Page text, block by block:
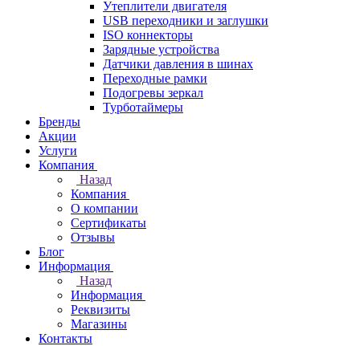
Утеплители двигателя
USB переходники и заглушки
ISO коннекторы
Зарядные устройства
Датчики давления в шинах
Переходные рамки
Подогревы зеркал
Турботаймеры
Бренды
Акции
Услуги
Компания
Назад
Компания
О компании
Сертификаты
Отзывы
Блог
Информация
Назад
Информация
Реквизиты
Магазины
Контакты